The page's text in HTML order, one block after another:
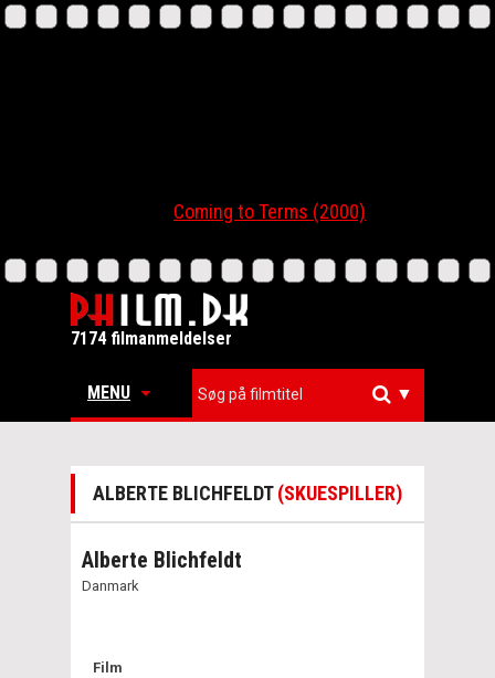
Coming to Terms (2000)
7174 filmanmeldelser
MENU ▼
ALBERTE BLICHFELDT(SKUESPILLER)
Alberte Blichfeldt
Danmark
Film